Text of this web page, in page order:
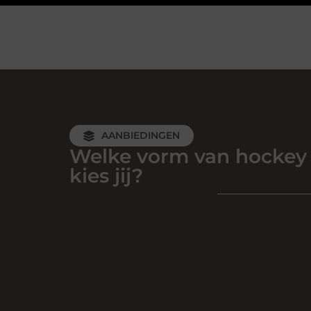
AANBIEDINGEN
Welke vorm van hockey
kies jij?